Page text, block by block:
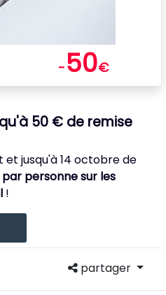
-50€
50 € de remise
jusqu'à 14 octobre de
personne sur les
!
partager